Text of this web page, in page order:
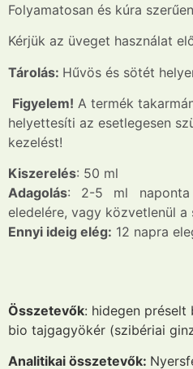
Folyamatosan és kúra
Kérjük az üveget használat
Tárolás: Hűvös és sötét
Figyelem! A termék
helyettesíti az esetlegesen
kezelést!
Kiszerelés: 50 ml
Adagolás: 2-5 ml naponta
eledelére, vagy közvetlenül a
Ennyi ideig elég: 12 napra
Összetevők: hidegen préselt
bio tajgagyökér (szibériai
Analitikai összetevők: